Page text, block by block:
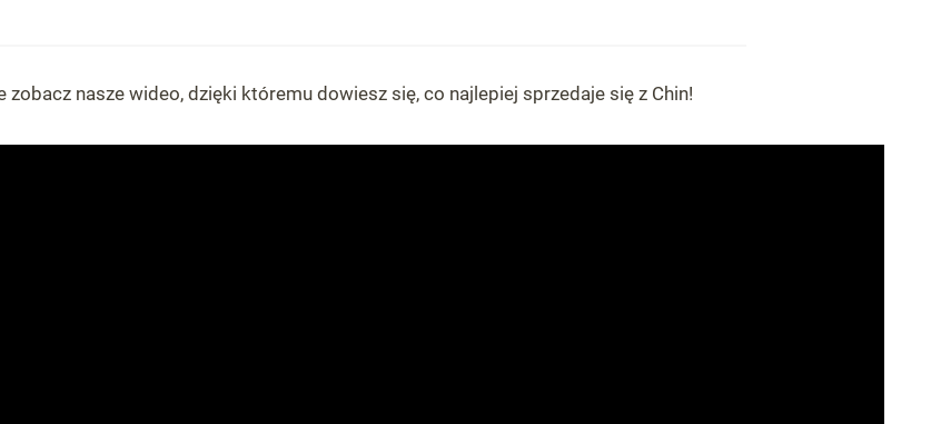
nasze wideo, dzięki któremu dowiesz się, co najlepiej sprzedaje się z Chin!